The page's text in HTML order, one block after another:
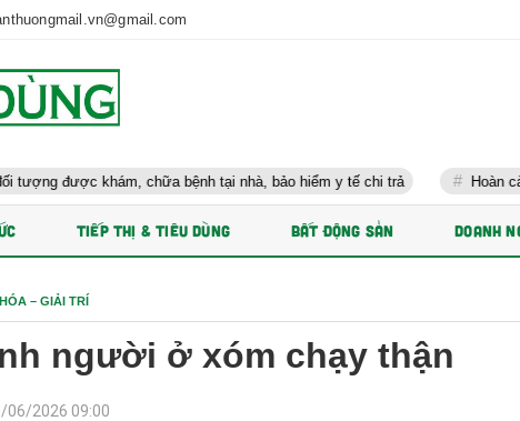
chữa bệnh tại nhà, bảo hiểm y tế chi trả Hoàn cảnh trái ngược
TIẾP THỊ & TIÊU DÙNG BẤT ĐỘNG SẢN DOANH
– GIẢI TRÍ
người ở xóm chạy thận
06/2026 09:00